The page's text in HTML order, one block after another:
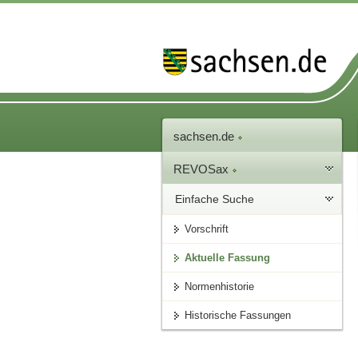
sachsen.de
REVOSax
Einfache Suche
Vorschrift
Aktuelle Fassung
Normenhistorie
Historische Fassungen